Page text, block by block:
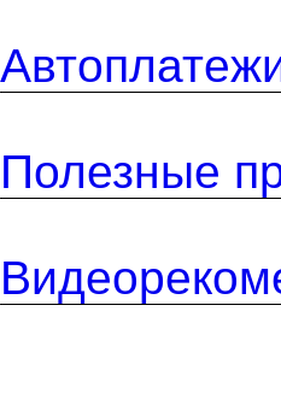
Полезные